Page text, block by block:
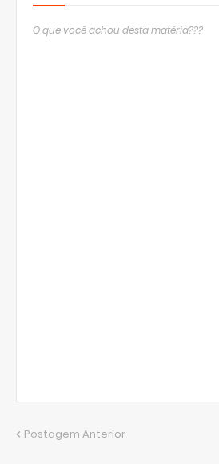
O que você achou desta matéria???
Postagem Anterior